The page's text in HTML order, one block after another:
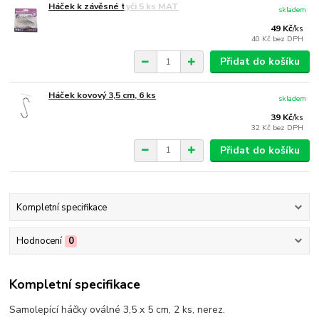
Háček k závěsné tyči 5 ks MAT
49 Kč/ks
40 Kč bez DPH
skladem
Přidat do košíku
Háček kovový 3,5 cm, 6 ks
39 Kč/ks
32 Kč bez DPH
skladem
Přidat do košíku
Kompletní specifikace
Hodnocení 0
Kompletní specifikace
Samolepící háčky oválné 3,5 x 5 cm, 2 ks, nerez.